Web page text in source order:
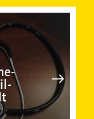
Arzt in